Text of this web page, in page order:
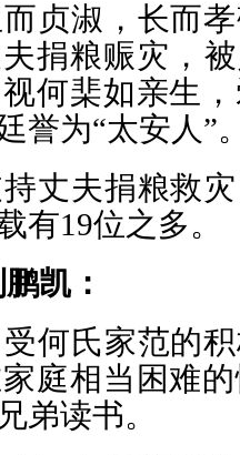
贞淑，长而
捐粮赈灾，
何棐如亲生
誉为“太安人”
丈夫捐粮救
有19位之多。
凯：
何氏家范的
庭相当困难
弟读书。